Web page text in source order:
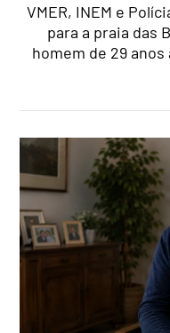
VMER, INEM e
para a praia das
homem de 29